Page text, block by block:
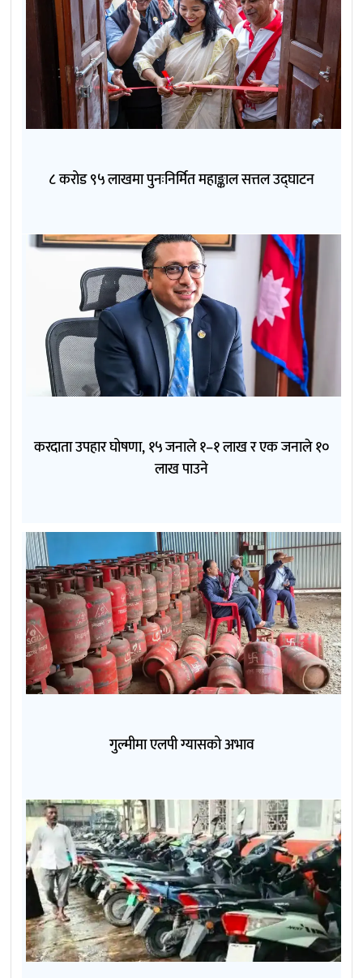
८ करोड ९५ लाखमा पुनःनिर्मित महाङ्काल सत्तल उद्घाटन
करदाता उपहार घोषणा, १५ जनाले १–१ लाख र एक जनाले १०
लाख पाउने
गुल्मीमा एलपी ग्यासको अभाव